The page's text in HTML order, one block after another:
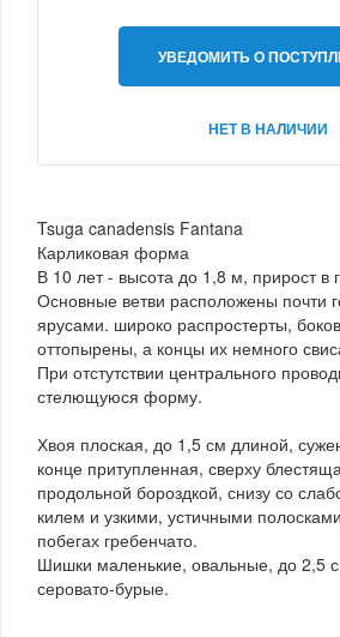
УВЕДОМИТЬ О
НЕТ В НАЛИЧИИ
Tsuga canadensis Fantana
Карликовая форма
В 10 лет - высота до 1,8 м, прирост в
Основные ветви расположены почти
ярусами. широко распростерты,
оттопырены, а концы их немного
При отстутствии центрального
стелющуюся форму.
Хвоя плоская, до 1,5 см длиной,
конце притупленная, сверху
продольной бороздкой, снизу со
килем и узкими, устичными
побегах гребенчато.
Шишки маленькие, овальные, до 2,5
серовато-бурые.